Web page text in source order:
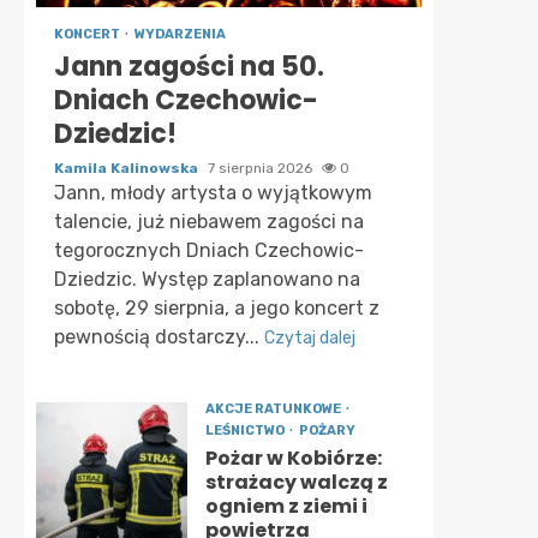
KONCERT WYDARZENIA
Jann zagości na 50.
Dniach Czechowic-
Dziedzic!
Kamila Kalinowska 7 sierpnia 2026 0
Jann, młody artysta o wyjątkowym
talencie, już niebawem zagości na
tegorocznych Dniach Czechowic-
Dziedzic. Występ zaplanowano na
sobotę, 29 sierpnia, a jego koncert z
pewnością dostarczy... Czytaj dalej
AKCJE RATUNKOWE
LEŚNICTWO
POŻARY
Pożar w Kobiórze:
strażacy walczą z
ogniem z ziemi i
powietrza